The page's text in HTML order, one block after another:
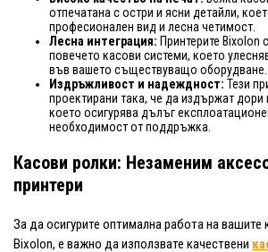
отпечатана с остри и ясни детайли,
професионален вид и лесна четимост.
Лесна интеграция: Принтерите Bixolon
повечето касови системи, което
във вашето съществуващо оборудване.
Издръжливост и надеждност: Тези
проектирани така, че да издържат дори
което осигурява дълъг
необходимост от поддръжка.
Касови ролки: Незаменим
принтери
За да осигурите оптимална работа на вашите
Bixolon, е важно да използвате качествени